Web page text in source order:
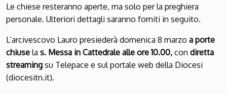
Le chiese resteranno aperte, ma solo per la preghiera
personale. Ulteriori dettagli saranno forniti in seguito.
L’arcivescovo Lauro presiederà domenica 8 marzo a porte
chiuse la s. Messa in Cattedrale alle ore 10.00, con diretta
streaming su Telepace e sul portale web della Diocesi
(diocesitn.it).